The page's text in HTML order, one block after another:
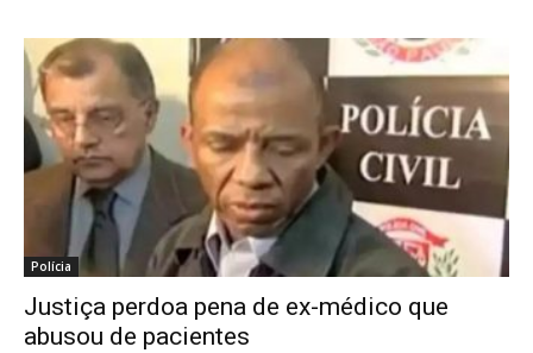
Polícia
Justiça perdoa pena de ex-médico que
abusou de pacientes